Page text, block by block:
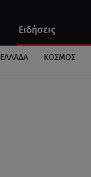
Ειδήσεις
Αυτοκίνητο
ΕΛΛΑΔΑ ΚΟΣΜΟΣ